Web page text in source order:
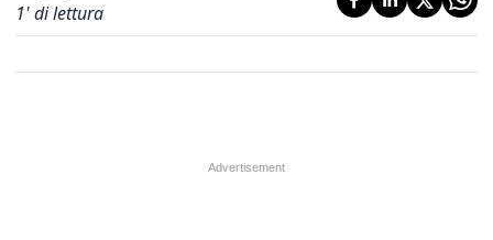
1' di lettura